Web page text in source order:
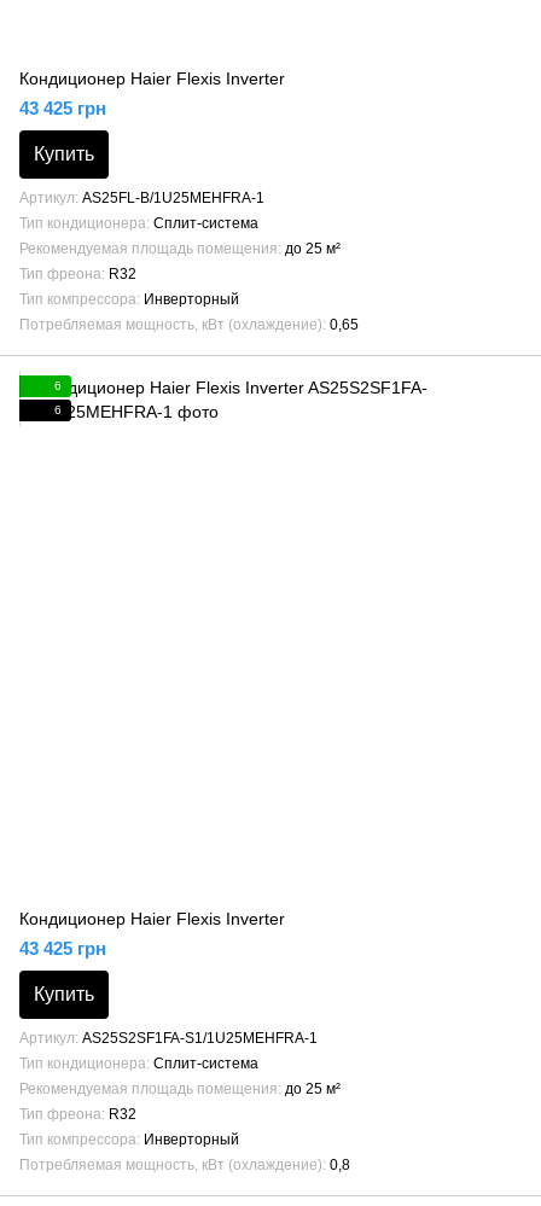
Кондиционер Haier Flexis Inverter
43 425 грн
Купить
Артикул AS25FL-B/1U25MEHFRA-1
Тип кондиционера Сплит-система
Рекомендуемая площадь помещения до 25 м²
Тип фреона R32
Тип компрессора Инверторный
Потребляемая мощность, кВт (охлаждение) 0,65
6
6
Кондиционер Haier Flexis Inverter
43 425 грн
Купить
Артикул AS25S2SF1FA-S1/1U25MEHFRA-1
Тип кондиционера Сплит-система
Рекомендуемая площадь помещения до 25 м²
Тип фреона R32
Тип компрессора Инверторный
Потребляемая мощность, кВт (охлаждение) 0,8